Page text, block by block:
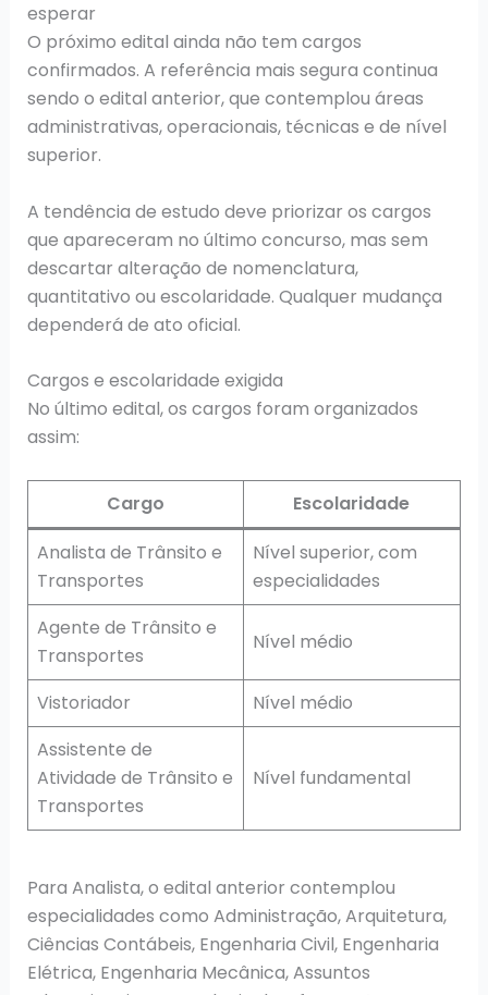
esperar
O próximo edital ainda não tem cargos
confirmados. A referência mais segura continua
sendo o edital anterior, que contemplou áreas
administrativas, operacionais, técnicas e de nível
superior.
A tendência de estudo deve priorizar os cargos
que apareceram no último concurso, mas sem
descartar alteração de nomenclatura,
quantitativo ou escolaridade. Qualquer mudança
dependerá de ato oficial.
Cargos e escolaridade exigida
No último edital, os cargos foram organizados
assim:
Cargo
Escolaridade
Analista de Trânsito e
Transportes
Nível superior, com
especialidades
Agente de Trânsito e
Transportes
Nível médio
Vistoriador
Nível médio
Assistente de
Atividade de Trânsito e
Transportes
Nível fundamental
Para Analista, o edital anterior contemplou
especialidades como Administração, Arquitetura,
Ciências Contábeis, Engenharia Civil, Engenharia
Elétrica, Engenharia Mecânica, Assuntos